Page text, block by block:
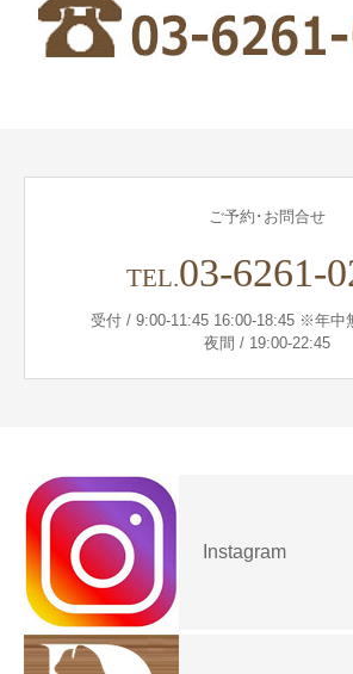
ご予約･お問合せ
TEL.03-6261-
受付 / 9:00-11:45 16:00-18:45 ※年中
夜間 / 19:00-22:45
Instagram